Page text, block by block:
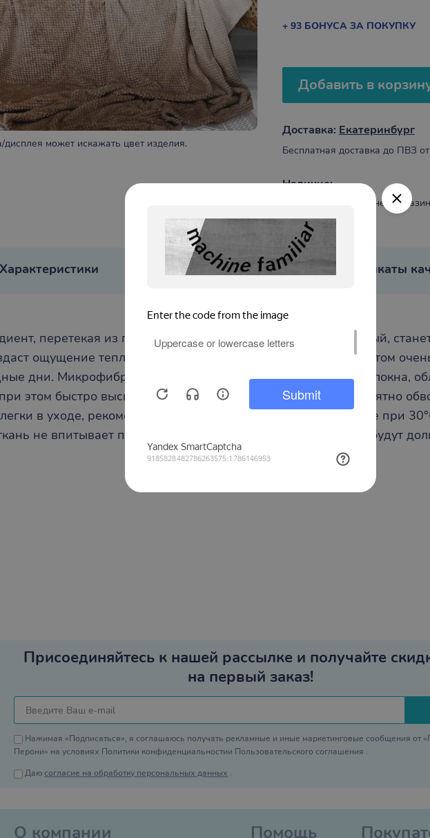
может искажать цвет изделия.
+ 93 БОНУСА ЗА ПОКУПКУ
Добавить в
Доставка: Екатеринбург
Бесплатная доставка до ПВЗ
Наличие:
В салонах и в интернет-
Характеристики Габариты в упаковке Сертификаты
перетекая из густого насыщенного в деликатный светлый,
ощущение тепла и уюта. Практически невесомые и при этом
дни. Микрофибра – это уникальный материал из микроволокна,
этом быстро высыхает. Плед из микрофибры мягкий и приятно
в уходе, рекомендуется стирать их в стиральной машине при
не впитывает пятен, ее легко отстирать. Поэтому пледы будут
Присоединяйтесь к нашей рассылке и получайте
на первый заказ!
Нажимая «Подписаться», я соглашаюсь получать рекламные и иные маркетинговые сообщения от
Перони» на условиях Политики конфиденциальностии Пользовательского соглашения .
Даю согласие на обработку персональных данных .
О компании Помощь